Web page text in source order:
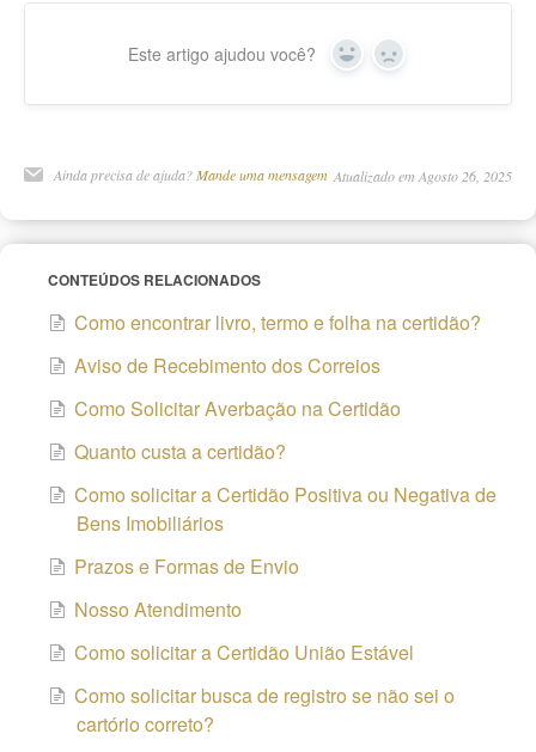
Este artigo ajudou você? Yes No
Ainda precisa de ajuda?Mande uma mensagem Atualizado em Agosto 26, 2025
CONTEÚDOS RELACIONADOS
Como encontrar livro, termo e folha na certidão?
Aviso de Recebimento dos Correios
Como Solicitar Averbação na Certidão
Quanto custa a certidão?
Como solicitar a Certidão Positiva ou Negativa de
Bens Imobiliários
Prazos e Formas de Envio
Nosso Atendimento
Como solicitar a Certidão União Estável
Como solicitar busca de registro se não sei o
cartório correto?